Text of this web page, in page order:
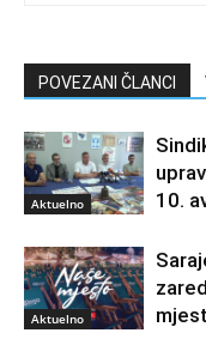
POVEZANI ČLANCI
Aktuelno
10.
Aktuelno